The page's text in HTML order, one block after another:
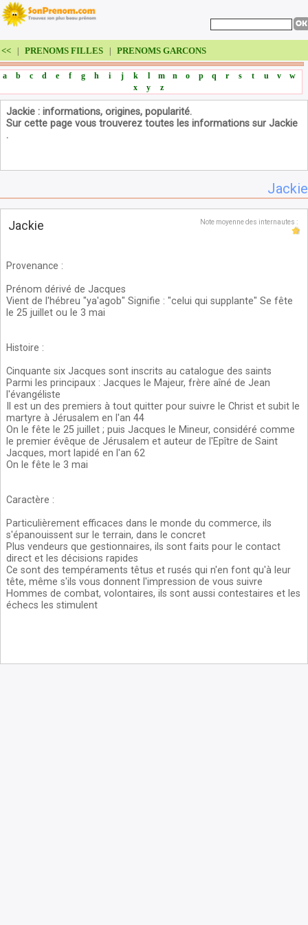
<< PRENOMS FILLES PRENOMS GARCONS
a b c d e f g h i j k l m n o p q r s t u v
w
x
y z
Jackie : informations, origines, popularité.
Sur cette page vous trouverez toutes les informations sur Jackie
.
Jackie
Jackie Note moyenne des internautes :
Provenance :
Prénom dérivé de Jacques
Vient de l'hébreu "ya'agob" Signifie : "celui qui supplante" Se fête
le 25 juillet ou le 3 mai
Histoire :
Cinquante six Jacques sont inscrits au catalogue des saints
Parmi les principaux : Jacques le Majeur, frère aîné de Jean
l'évangéliste
Il est un des premiers à tout quitter pour suivre le Christ et subit le
martyre à Jérusalem en l'an 44
On le fête le 25 juillet ; puis Jacques le Mineur, considéré comme
le premier évêque de Jérusalem et auteur de l'Epître de Saint
Jacques, mort lapidé en l'an 62
On le fête le 3 mai
Caractère :
Particulièrement efficaces dans le monde du commerce, ils
s'épanouissent sur le terrain, dans le concret
Plus vendeurs que gestionnaires, ils sont faits pour le contact
direct et les décisions rapides
Ce sont des tempéraments têtus et rusés qui n'en font qu'à leur
tête, même s'ils vous donnent l'impression de vous suivre
Hommes de combat, volontaires, ils sont aussi contestaires et les
échecs les stimulent